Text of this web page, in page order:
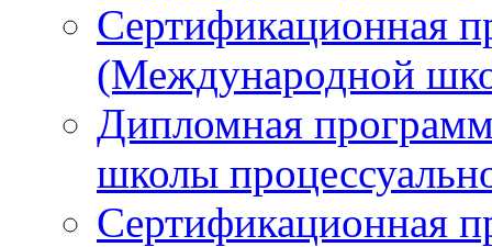
Сертификационная
(Международной
Дипломная
школы
Сертификационная